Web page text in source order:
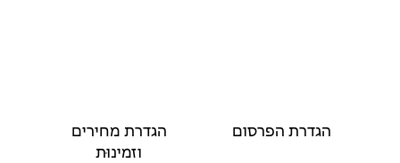
הגדרת הפרסום
הגדרת מחירים
וזמינוּת